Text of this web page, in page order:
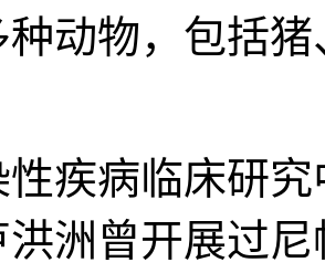
种动物，包括
性疾病临床研
洪洲曾开展过